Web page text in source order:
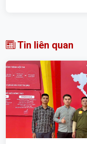
Tin liên quan